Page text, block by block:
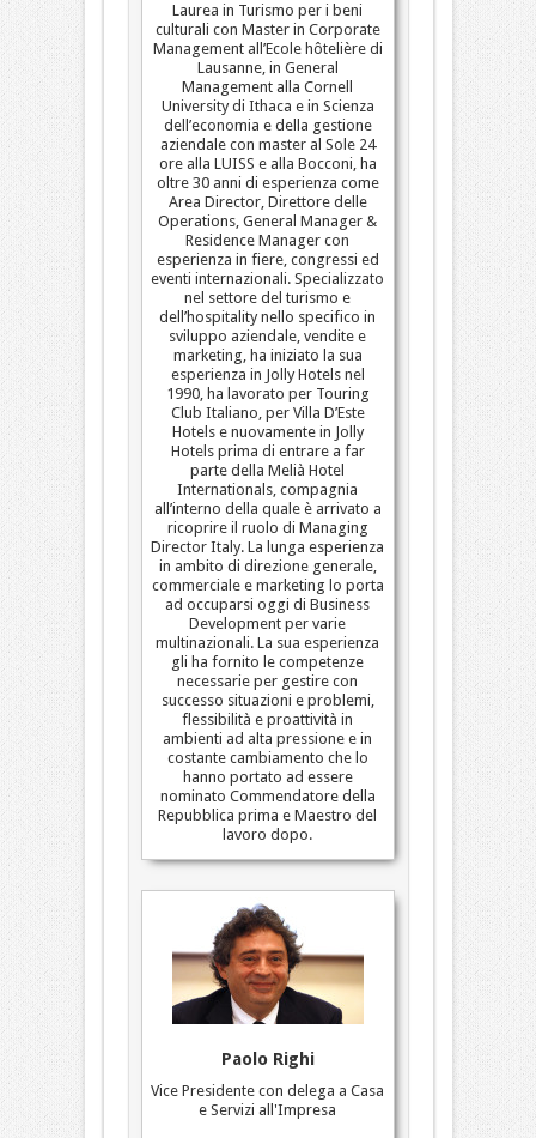
Laurea in Turismo per i beni
culturali con Master in Corporate
Management all’Ecole hôtelière di
Lausanne, in General
Management alla Cornell
University di Ithaca e in Scienza
dell’economia e della gestione
aziendale con master al Sole 24
ore alla LUISS e alla Bocconi, ha
oltre 30 anni di esperienza come
Area Director, Direttore delle
Operations, General Manager &
Residence Manager con
esperienza in fiere, congressi ed
eventi internazionali. Specializzato
nel settore del turismo e
dell’hospitality nello specifico in
sviluppo aziendale, vendite e
marketing, ha iniziato la sua
esperienza in Jolly Hotels nel
1990, ha lavorato per Touring
Club Italiano, per Villa D’Este
Hotels e nuovamente in Jolly
Hotels prima di entrare a far
parte della Melià Hotel
Internationals, compagnia
all’interno della quale è arrivato a
ricoprire il ruolo di Managing
Director Italy. La lunga esperienza
in ambito di direzione generale,
commerciale e marketing lo porta
ad occuparsi oggi di Business
Development per varie
multinazionali. La sua esperienza
gli ha fornito le competenze
necessarie per gestire con
successo situazioni e problemi,
flessibilità e proattività in
ambienti ad alta pressione e in
costante cambiamento che lo
hanno portato ad essere
nominato Commendatore della
Repubblica prima e Maestro del
lavoro dopo.
Paolo Righi
Vice Presidente con delega a Casa
e Servizi all'Impresa